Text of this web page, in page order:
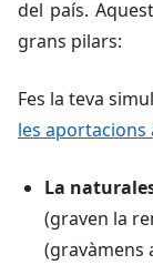
del país.
grans pilars:
Fes la teva
les aportacions
La
(graven la
(gravàmens